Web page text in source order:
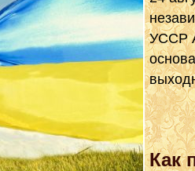
УССР
Как